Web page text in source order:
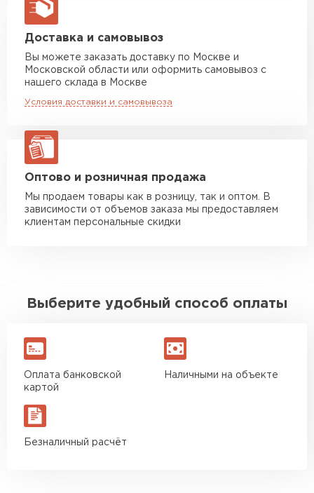
макс. длина груза 13,5 м
Манипулятор до 5 тн
Манипулятор до 10 тн
макс. длина груза 8 м
макс. длина груза 13,5 м
ЗАКАЗАТЬ С ДОСТАВКОЙ
Доставка и самовывоз
Вы можете заказать доставку по Москве и
Московской области или оформить самовывоз с
нашего склада в Москве
Условия доставки и самовывоза
Оптово и розничная продажа
Мы продаем товары как в розницу, так и оптом. В
зависимости от объемов заказа мы предоставляем
клиентам персональные скидки
Выберите удобный способ оплаты
Оплата банковской
картой
Наличными на объекте
Безналичный расчёт